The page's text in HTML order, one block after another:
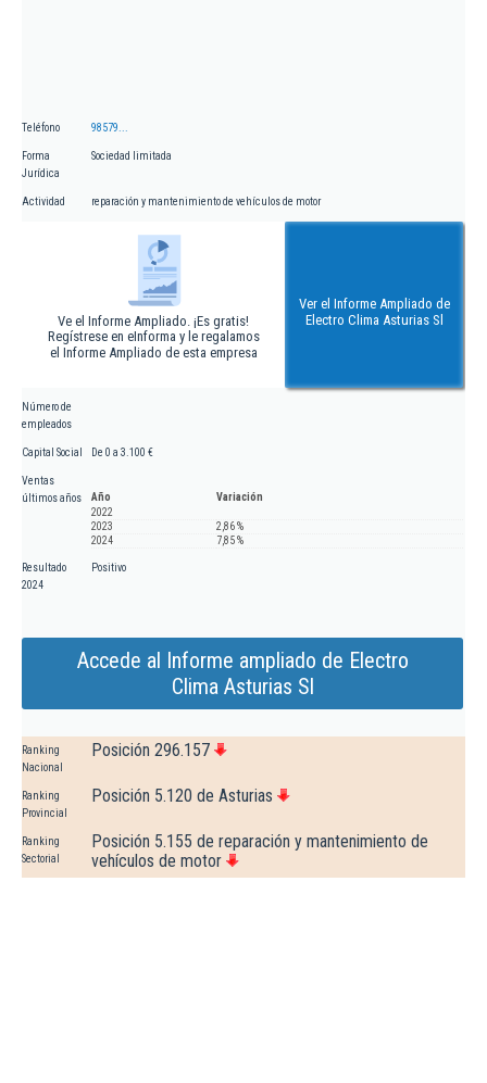
Teléfono 98579...
Forma
Jurídica
Sociedad limitada
Actividad reparación y mantenimiento de vehículos de motor
Ve el Informe Ampliado. ¡Es gratis!
Regístrese en eInforma y le regalamos
el Informe Ampliado de esta empresa
Ver el Informe Ampliado de
Electro Clima Asturias Sl
Número de
empleados
Capital Social De 0 a 3.100 €
Ventas
últimos años
Año
Variación
2022
2023
2,86 %
2024
7,85 %
Resultado
2024
Positivo
Accede al Informe ampliado de Electro
Clima Asturias Sl
Ranking
Nacional
Posición 296.157
Ranking
Provincial
Posición 5.120 de Asturias
Ranking
Sectorial
Posición 5.155 de reparación y mantenimiento de
vehículos de motor